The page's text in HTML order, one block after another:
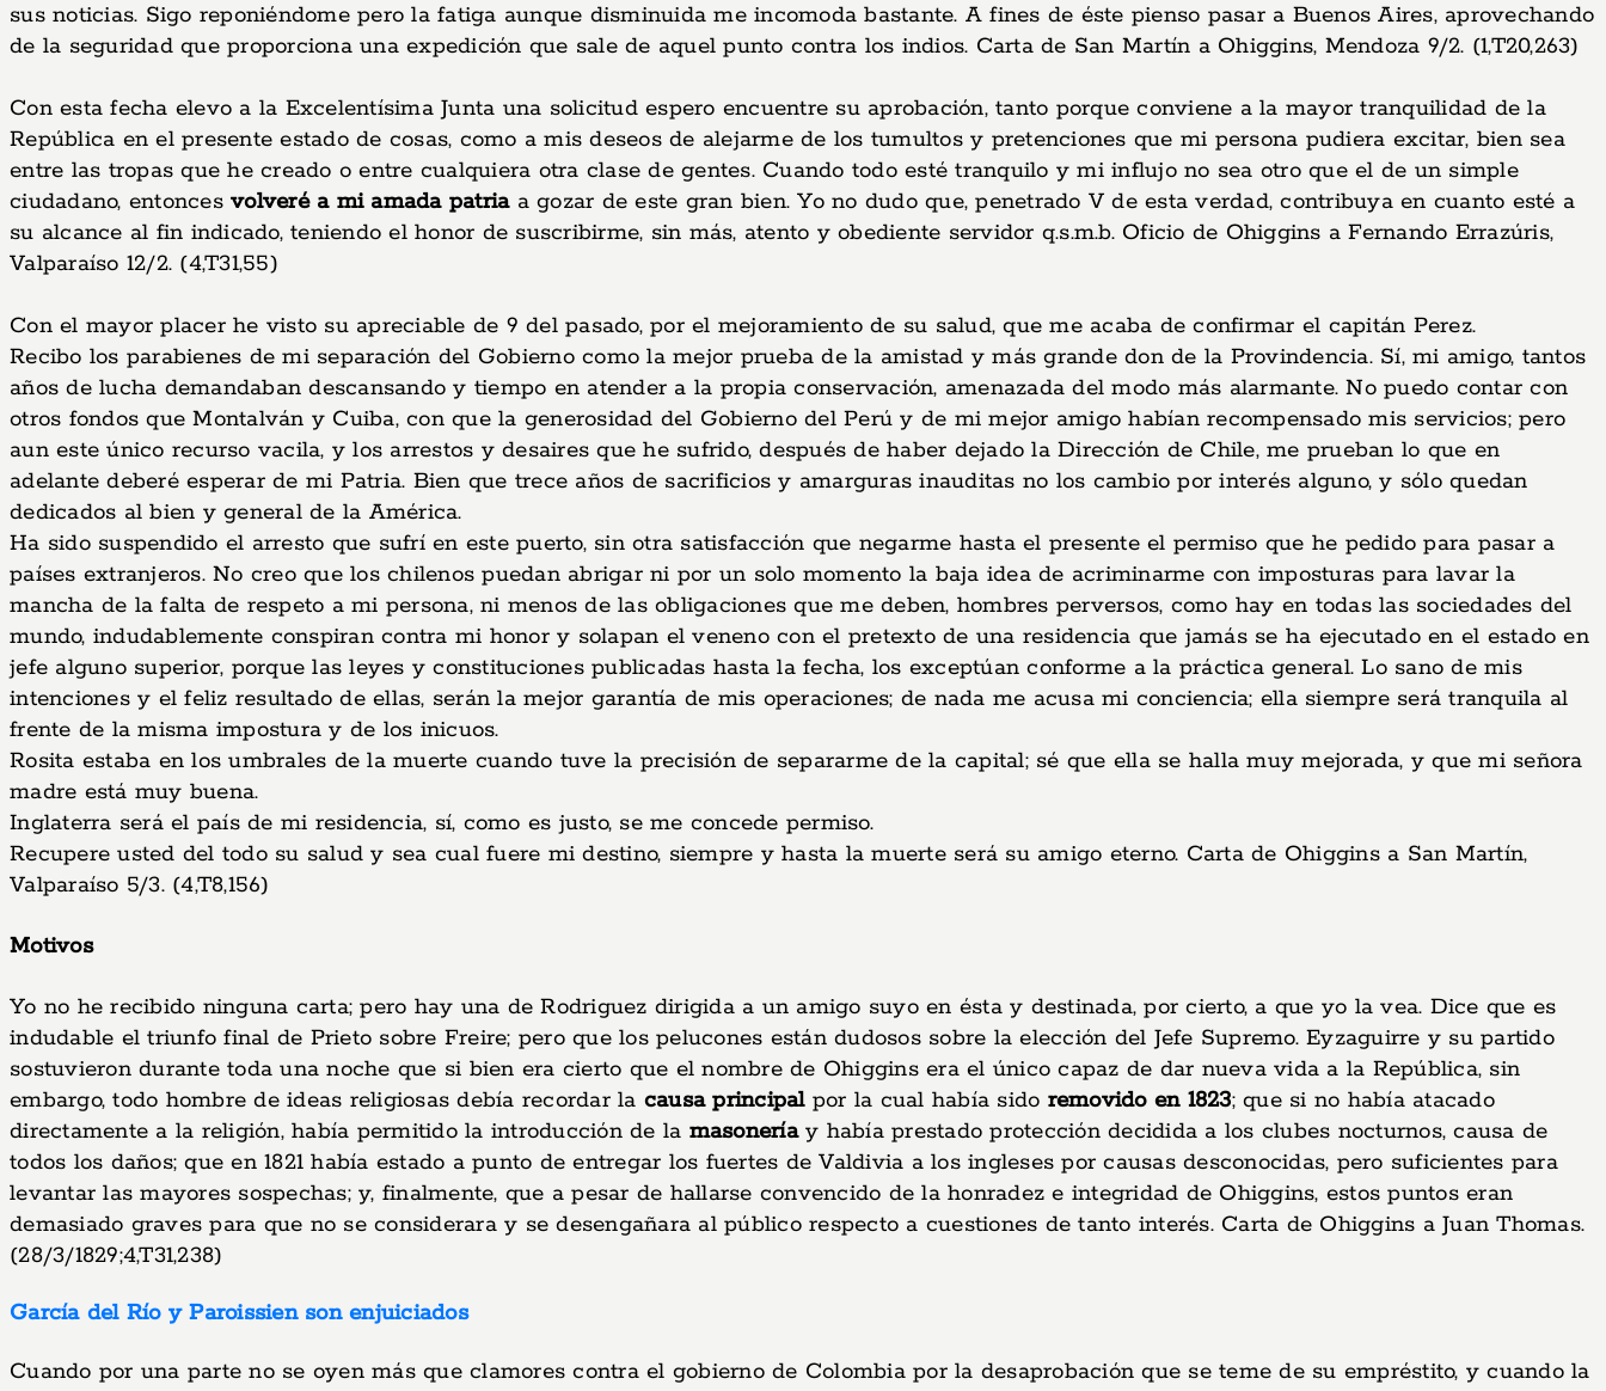
sus noticias. Sigo reponiéndome pero la fatiga aunque disminuida me incomoda bastante. A fines de éste pienso pasar a Buenos Aires, aprovechando
de la seguridad que proporciona una expedición que sale de aquel punto contra los indios. Carta de San Martín a Ohiggins, Mendoza 9/2. (1,T20,263)
Con esta fecha elevo a la Excelentísima Junta una solicitud espero encuentre su aprobación, tanto porque conviene a la mayor tranquilidad de la
República en el presente estado de cosas, como a mis deseos de alejarme de los tumultos y pretenciones que mi persona pudiera excitar, bien sea
entre las tropas que he creado o entre cualquiera otra clase de gentes. Cuando todo esté tranquilo y mi influjo no sea otro que el de un simple
ciudadano, entonces volveré a mi amada patriaa gozar de este gran bien. Yo no dudo que, penetrado V de esta verdad, contribuya en cuanto esté a
su alcance al fin indicado, teniendo el honor de suscribirme, sin más, atento y obediente servidor q.s.m.b. Oficio de Ohiggins a Fernando Errazúris,
Valparaíso 12/2. (4,T31,55)
Con el mayor placer he visto su apreciable de 9 del pasado, por el mejoramiento de su salud, que me acaba de confirmar el capitán Perez.
Recibo los parabienes de mi separación del Gobierno como la mejor prueba de la amistad y más grande don de la Provindencia. Sí, mi amigo, tantos
años de lucha demandaban descansando y tiempo en atender a la propia conservación, amenazada del modo más alarmante. No puedo contar con
otros fondos que Montalván y Cuiba, con que la generosidad del Gobierno del Perú y de mi mejor amigo habían recompensado mis servicios; pero
aun este único recurso vacila, y los arrestos y desaires que he sufrido, después de haber dejado la Dirección de Chile, me prueban lo que en
adelante deberé esperar de mi Patria. Bien que trece años de sacrificios y amarguras inauditas no los cambio por interés alguno, y sólo quedan
dedicados al bien y general de la América.
Ha sido suspendido el arresto que sufrí en este puerto, sin otra satisfacción que negarme hasta el presente el permiso que he pedido para pasar a
países extranjeros. No creo que los chilenos puedan abrigar ni por un solo momento la baja idea de acriminarme con imposturas para lavar la
mancha de la falta de respeto a mi persona, ni menos de las obligaciones que me deben, hombres perversos, como hay en todas las sociedades del
mundo, indudablemente conspiran contra mi honor y solapan el veneno con el pretexto de una residencia que jamás se ha ejecutado en el estado en
jefe alguno superior, porque las leyes y constituciones publicadas hasta la fecha, los exceptúan conforme a la práctica general. Lo sano de mis
intenciones y el feliz resultado de ellas, serán la mejor garantía de mis operaciones; de nada me acusa mi conciencia; ella siempre será tranquila al
frente de la misma impostura y de los inicuos.
Rosita estaba en los umbrales de la muerte cuando tuve la precisión de separarme de la capital; sé que ella se halla muy mejorada, y que mi señora
madre está muy buena.
Inglaterra será el país de mi residencia, sí, como es justo, se me concede permiso.
Recupere usted del todo su salud y sea cual fuere mi destino, siempre y hasta la muerte será su amigo eterno. Carta de Ohiggins a San Martín,
Valparaíso 5/3. (4,T8,156)
Motivos
Yo no he recibido ninguna carta; pero hay una de Rodriguez dirigida a un amigo suyo en ésta y destinada, por cierto, a que yo la vea. Dice que es
indudable el triunfo final de Prieto sobre Freire; pero que los pelucones están dudosos sobre la elección del Jefe Supremo. Eyzaguirre y su partido
sostuvieron durante toda una noche que si bien era cierto que el nombre de Ohiggins era el único capaz de dar nueva vida a la República, sin
embargo, todo hombre de ideas religiosas debía recordar la causa principalpor la cual había sido removido en 1823; que si no había atacado
directamente a la religión, había permitido la introducción de la masoneríay había prestado protección decidida a los clubes nocturnos, causa de
todos los daños; que en 1821 había estado a punto de entregar los fuertes de Valdivia a los ingleses por causas desconocidas, pero suficientes para
levantar las mayores sospechas; y, finalmente, que a pesar de hallarse convencido de la honradez e integridad de Ohiggins, estos puntos eran
demasiado graves para que no se considerara y se desengañara al público respecto a cuestiones de tanto interés. Carta de Ohiggins a Juan Thomas.
(28/3/1829;4,T31,238)
García del Río y Paroissien son enjuiciados
Cuando por una parte no se oyen más que clamores contra el gobierno de Colombia por la desaprobación que se teme de su empréstito, y cuando la